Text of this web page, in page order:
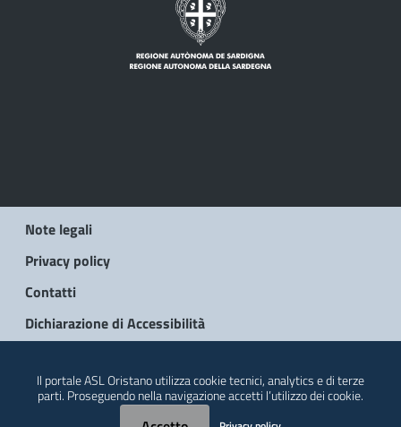
Note legali
Privacy policy
Contatti
Dichiarazione di Accessibilità
Il portale ASL Oristano utilizza cookie tecnici, analytics e di terze
parti. Proseguendo nella navigazione accetti l’utilizzo dei cookie.